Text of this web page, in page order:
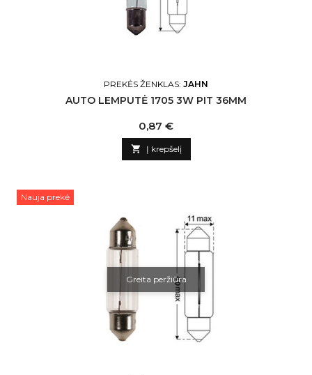
PREKĖS ŽENKLAS: JAHN
AUTO LEMPUTĖ 1705 3W PIT 36MM
Kaina
0,87 €
 Į krepšelį
Nauja prekė
Greita peržiūra